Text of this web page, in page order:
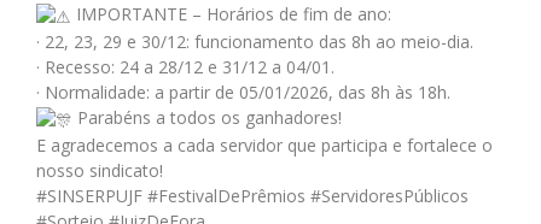
IMPORTANTE – Horários de fim de ano:
· 22, 23, 29 e 30/12: funcionamento das 8h ao meio-dia.
· Recesso: 24 a 28/12 e 31/12 a 04/01.
· Normalidade: a partir de 05/01/2026, das 8h às 18h.
Parabéns a todos os ganhadores!
E agradecemos a cada servidor que participa e fortalece o
nosso sindicato!
#SINSERPUJF #FestivalDePrêmios #ServidoresPúblicos